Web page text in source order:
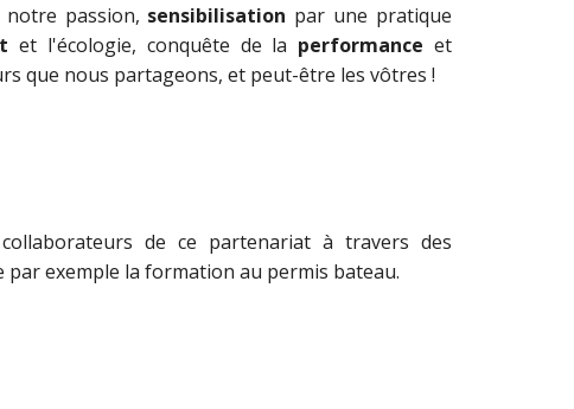
notre passion, sensibilisation par une pratique
et l'écologie, conquête de la performance et
que nous partageons, et peut-être les vôtres !
de ce partenariat à travers des
exemple la formation au permis bateau.